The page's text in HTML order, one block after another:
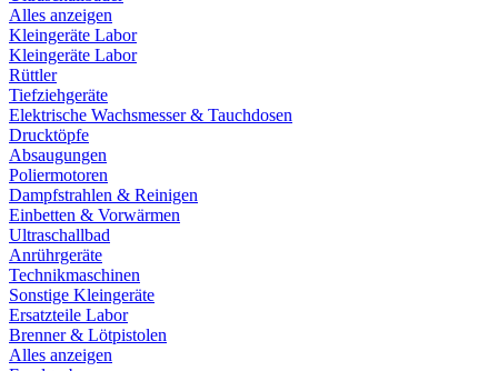
Alles anzeigen
Kleingeräte Labor
Kleingeräte Labor
Rüttler
Tiefziehgeräte
Elektrische Wachsmesser & Tauchdosen
Drucktöpfe
Absaugungen
Poliermotoren
Dampfstrahlen & Reinigen
Einbetten & Vorwärmen
Ultraschallbad
Anrührgeräte
Technikmaschinen
Sonstige Kleingeräte
Ersatzteile Labor
Brenner & Lötpistolen
Alles anzeigen